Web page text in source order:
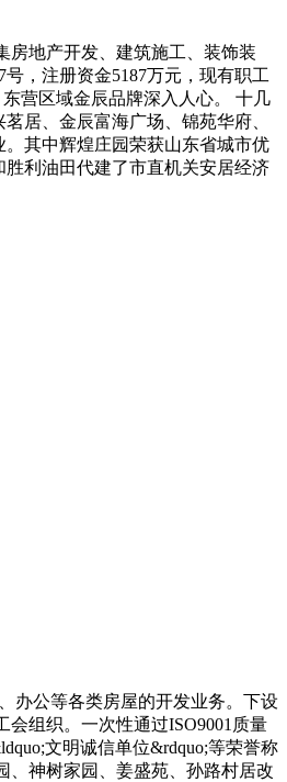
房地产开发、建筑施工、装饰装
，注册资金5187万元，现有职工
营区域金辰品牌深入人心。 十几
居、金辰富海广场、锦苑华府、
其中辉煌庄园荣获山东省城市优
利油田代建了市直机关安居经济
办公等各类房屋的开发业务。下设
组织。一次性通过ISO9001质量
文明诚信单位&rdquo;等荣誉称
、神树家园、姜盛苑、孙路村居改